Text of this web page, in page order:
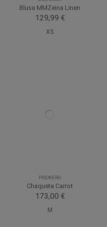
Blusa MMZeina Linen
129,99 €
XS
PISONERO
Chaqueta Carrot
173,00 €
M